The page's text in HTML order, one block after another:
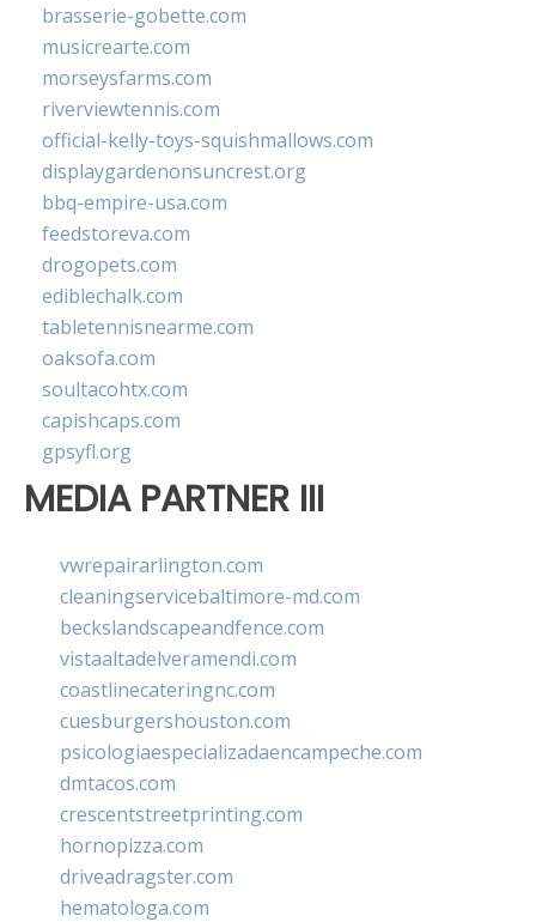
brasserie-gobette.com
musicrearte.com
morseysfarms.com
riverviewtennis.com
official-kelly-toys-squishmallows.com
displaygardenonsuncrest.org
bbq-empire-usa.com
feedstoreva.com
drogopets.com
ediblechalk.com
tabletennisnearme.com
oaksofa.com
soultacohtx.com
capishcaps.com
gpsyfl.org
MEDIA PARTNER III
vwrepairarlington.com
cleaningservicebaltimore-md.com
beckslandscapeandfence.com
vistaaltadelveramendi.com
coastlinecateringnc.com
cuesburgershouston.com
psicologiaespecializadaencampeche.com
dmtacos.com
crescentstreetprinting.com
hornopizza.com
driveadragster.com
hematologa.com